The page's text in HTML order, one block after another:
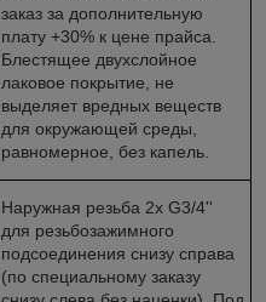
заказ за дополнительную
плату +30% к цене прайса.
Блестящее двухслойное
лаковое покрытие, не
выделяет вредных веществ
для окружающей среды,
равномерное, без капель.
Наружная резьба 2х G3/4''
для резьбозажимного
подсоединения снизу справа
(по специальному заказу